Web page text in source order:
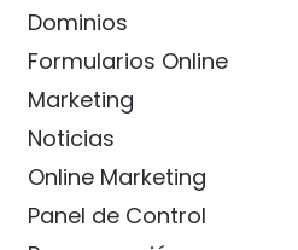
Dominios
Formularios Online
Marketing
Noticias
Online Marketing
Panel de Control